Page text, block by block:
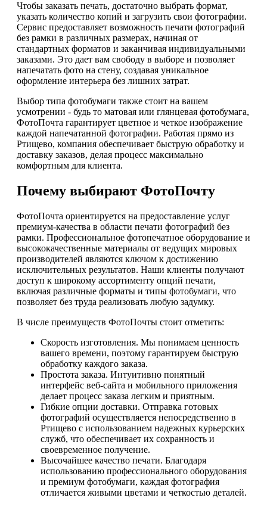
Чтобы заказать печать, достаточно выбрать формат,
указать количество копий и загрузить свои фотографии.
Сервис предоставляет возможность печати фотографий
без рамки в различных размерах, начиная от
стандартных форматов и заканчивая индивидуальными
заказами. Это дает вам свободу в выборе и позволяет
напечатать фото на стену, создавая уникальное
оформление интерьера без лишних затрат.
Выбор типа фотобумаги также стоит на вашем
усмотрении - будь то матовая или глянцевая фотобумага,
ФотоПочта гарантирует цветное и четкое изображение
каждой напечатанной фотографии. Работая прямо из
Ртищево, компания обеспечивает быструю обработку и
доставку заказов, делая процесс максимально
комфортным для клиента.
Почему выбирают ФотоПочту
ФотоПочта ориентируется на предоставление услуг
премиум-качества в области печати фотографий без
рамки. Профессиональное фотопечатное оборудование и
высококачественные материалы от ведущих мировых
производителей являются ключом к достижению
исключительных результатов. Наши клиенты получают
доступ к широкому ассортименту опций печати,
включая различные форматы и типы фотобумаги, что
позволяет без труда реализовать любую задумку.
В числе преимуществ ФотоПочты стоит отметить:
Скорость изготовления. Мы понимаем ценность
вашего времени, поэтому гарантируем быструю
обработку каждого заказа.
Простота заказа. Интуитивно понятный
интерфейс веб-сайта и мобильного приложения
делает процесс заказа легким и приятным.
Гибкие опции доставки. Отправка готовых
фотографий осуществляется непосредственно в
Ртищево с использованием надежных курьерских
служб, что обеспечивает их сохранность и
своевременное получение.
Высочайшее качество печати. Благодаря
использованию профессионального оборудования
и премиум фотобумаги, каждая фотография
отличается живыми цветами и четкостью деталей.